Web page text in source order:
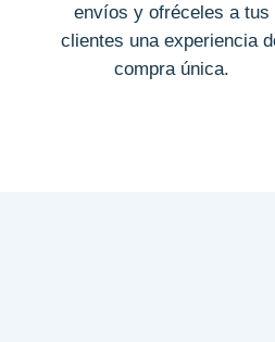
envíos y ofréceles a tus
clientes una experiencia
compra única.